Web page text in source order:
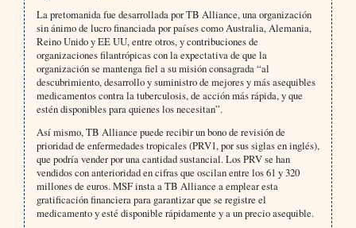
La pretomanida fue desarrollada por TB Alliance, una organización
sin ánimo de lucro financiada por países como Australia, Alemania,
Reino Unido y EE UU, entre otros, y contribuciones de
organizaciones filantrópicas con la expectativa de que la
organización se mantenga fiel a su misión consagrada “al
descubrimiento, desarrollo y suministro de mejores y más asequibles
medicamentos contra la tuberculosis, de acción más rápida, y que
estén disponibles para quienes los necesitan”.
Así mismo, TB Alliance puede recibir un bono de revisión de
prioridad de enfermedades tropicales (PRV1, por sus siglas en inglés),
que podría vender por una cantidad sustancial. Los PRV se han
vendidos con anterioridad en cifras que oscilan entre los 61 y 320
millones de euros. MSF insta a TB Alliance a emplear esta
gratificación financiera para garantizar que se registre el
medicamento y esté disponible rápidamente y a un precio asequible.